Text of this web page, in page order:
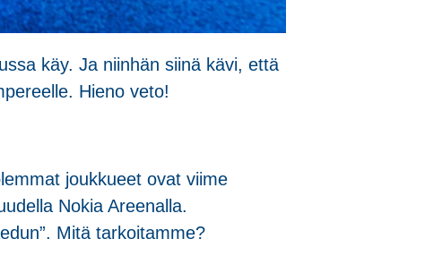
käy. Ja niinhän siinä kävi, että
Hieno veto!
joukkueet ovat viime
Nokia Areenalla.
Mitä tarkoitamme?